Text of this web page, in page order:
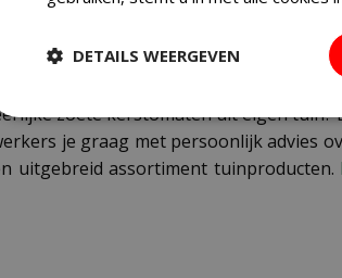
de uitlopers (dieven) in de oksels
van deze heerlijke zoete tomaatjes.
tomaten
zoete kerstomaten uit eigen
je graag met persoonlijk advies
uitgebreid assortiment tuinproducten.
DETAILS WEERGEVEN